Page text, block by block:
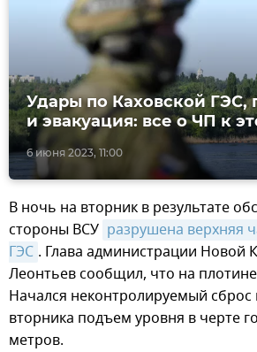
6 июня 2023, 11:00
Удары по Каховской ГЭС,
и эвакуация: все о ЧП к
В ночь на вторник в результате
стороны ВСУ разрушена верхняя
ГЭС . Глава администрации Новой
Леонтьев сообщил, что на
Начался неконтролируемый сброс
вторника подъем уровня в черте
метров.